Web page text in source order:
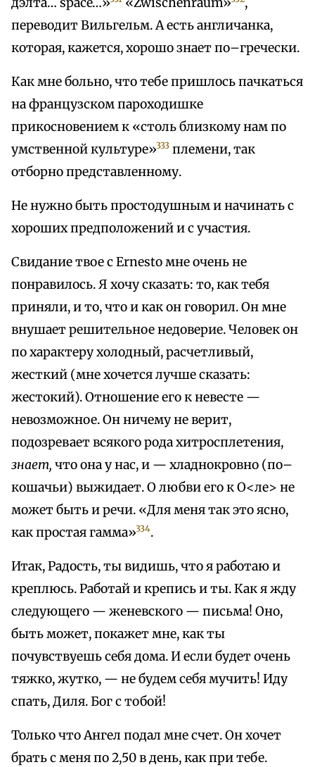
переводит Вильгельм. А есть англичанка,
которая, кажется, хорошо знает по–гречески.
Как мне больно, что тебе пришлось пачкаться
на французском пароходишке
прикосновением к «столь близкому нам по
умственной культуре»333 племени, так
отборно представленному.
Не нужно быть простодушным и начинать с
хороших предположений и с участия.
Свидание твое с Ernesto мне очень не
понравилось. Я хочу сказать: то, как тебя
приняли, и то, что и как он говорил. Он мне
внушает решительное недоверие. Человек он
по характеру холодный, расчетливый,
жесткий (мне хочется лучше сказать:
жестокий). Отношение его к невесте —
невозможное. Он ничему не верит,
подозревает всякого рода хитросплетения,
знает, что она у нас, и — хладнокровно (по–
кошачьи) выжидает. О любви его к О<ле> не
может быть и речи. «Для меня так это ясно,
как простая гамма»334.
Итак, Радость, ты видишь, что я работаю и
креплюсь. Работай и крепись и ты. Как я жду
следующего — женевского — письма! Оно,
быть может, покажет мне, как ты
почувствуешь себя дома. И если будет очень
тяжко, жутко, — не будем себя мучить! Иду
спать, Диля. Бог с тобой!
Только что Ангел подал мне счет. Он хочет
брать с меня по 2,50 в день, как при тебе.